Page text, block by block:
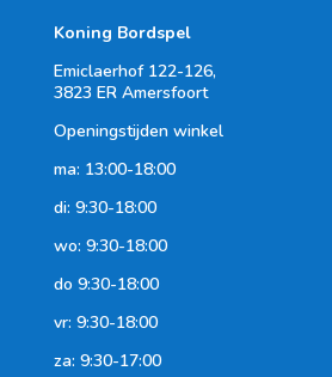
Koning Bordspel
Emiclaerhof 122-126,
3823 ER Amersfoort
Openingstijden winkel
ma: 13:00-18:00
di: 9:30-18:00
wo: 9:30-18:00
do 9:30-18:00
vr: 9:30-18:00
za: 9:30-17:00